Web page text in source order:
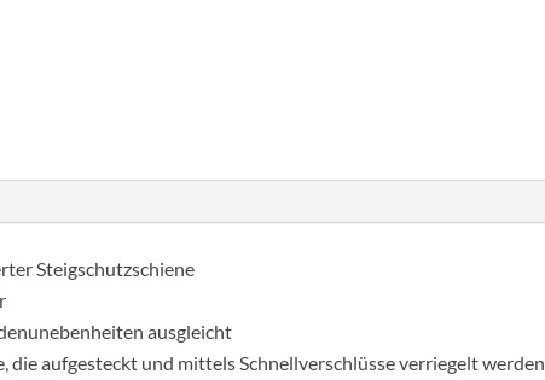
Steigschutzschiene
ausgleicht
die aufgesteckt und mittels Schnellverschlüsse verriegelt werden